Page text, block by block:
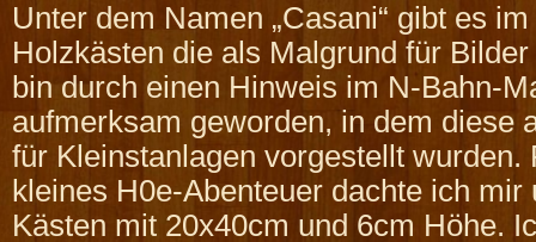
Unter dem Namen „Casani“ gibt es
Holzkästen die als Malgrund für
bin durch einen Hinweis im N-Bahn-
aufmerksam geworden, in dem diese
für Kleinstanlagen vorgestellt wurden.
kleines H0e-Abenteuer dachte ich mir
Kästen mit 20x40cm und 6cm Höhe.